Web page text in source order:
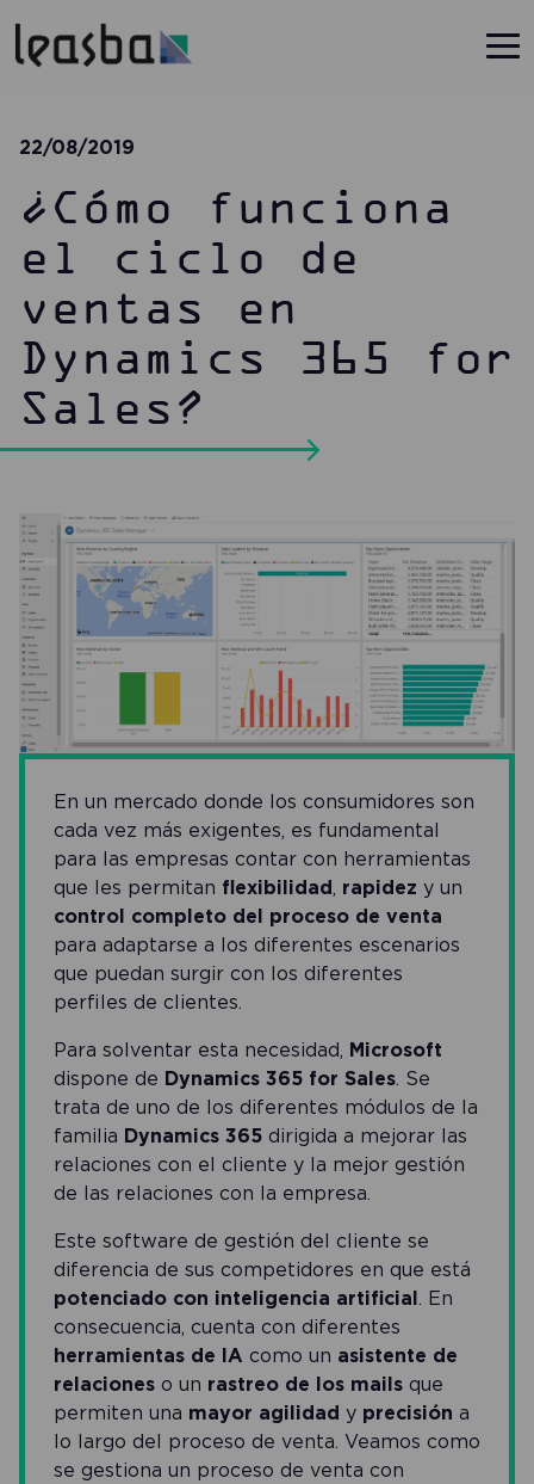
22/08/2019
¿Cómo funciona
el ciclo de
ventas en
Dynamics 365 for
Sales?
En un mercado donde los consumidores son
cada vez más exigentes, es fundamental
para las empresas contar con herramientas
que les permitan flexibilidad, rapidez y un
control completo del proceso de venta
para adaptarse a los diferentes escenarios
que puedan surgir con los diferentes
perfiles de clientes.
Para solventar esta necesidad, Microsoft
dispone de Dynamics 365 for Sales. Se
trata de uno de los diferentes módulos de la
familia Dynamics 365 dirigida a mejorar las
relaciones con el cliente y la mejor gestión
de las relaciones con la empresa.
Este software de gestión del cliente se
diferencia de sus competidores en que está
potenciado con inteligencia artificial. En
consecuencia, cuenta con diferentes
herramientas de IA como un asistente de
relaciones o un rastreo de los mails que
permiten una mayor agilidad y precisión a
lo largo del proceso de venta. Veamos como
se gestiona un proceso de venta con